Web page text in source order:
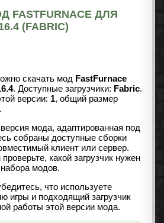
FASTFURNACE ДЛЯ
(FABRIC)
скачать мод FastFurnace
. Доступные загрузчики: Fabric.
версии: 1, общий размер
.
мода, адаптированная под
собраны доступные сборки
клиент или сервер.
какой загрузчик нужен
модов.
что используете
игры и подходящий загрузчик
работы этой версии мода.